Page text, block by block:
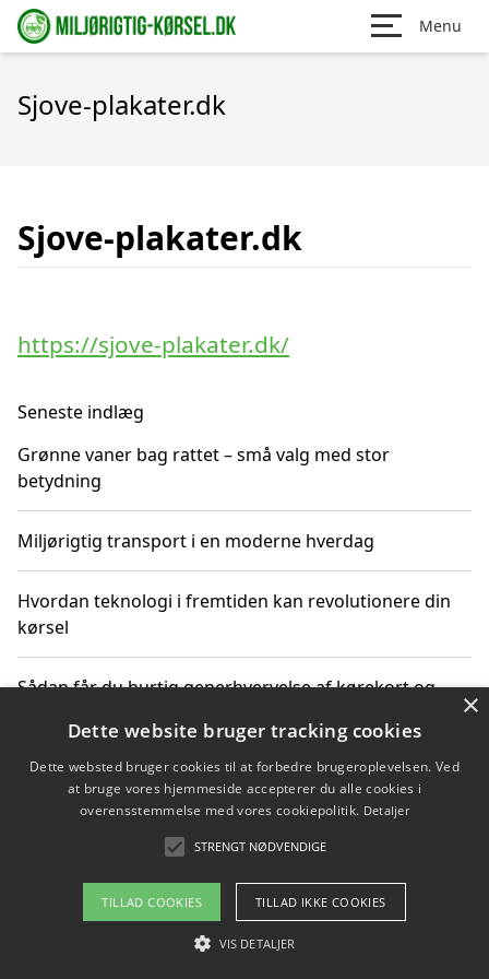
Menu
Sjove-plakater.dk
Sjove-plakater.dk
https://sjove-plakater.dk/
Seneste indlæg
Grønne vaner bag rattet – små valg med stor
betydning
Miljørigtig transport i en moderne hverdag
Hvordan teknologi i fremtiden kan revolutionere din
kørsel
Sådan får du hurtig generhvervelse af kørekort og
Sådan lærer du miljørigtig kørsel hos en køreskole i
Gentofte
Copyright 2026 - Pilanto Aps
Om / kontakt
×
Dette website bruger tracking cookies
Dette websted bruger cookies til at forbedre brugeroplevelsen. Ved
at bruge vores hjemmeside accepterer du alle cookies i
overensstemmelse med vores cookiepolitik. Detaljer
STRENGT NØDVENDIGE
TILLAD COOKIES TILLAD IKKE COOKIES
VIS DETALJER